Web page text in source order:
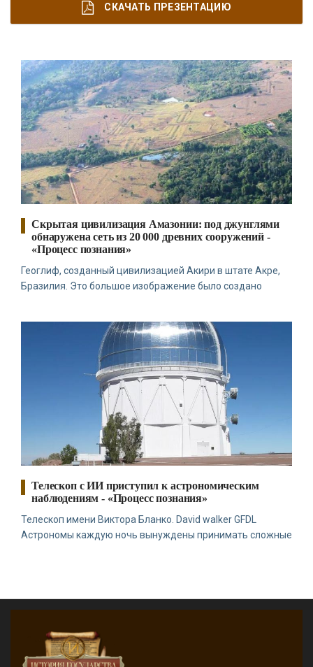
СКАЧАТЬ ПРЕЗЕНТАЦИЮ
Скрытая цивилизация Амазонии: под джунглями
обнаружена сеть из 20 000 древних сооружений -
«Процесс познания»
Геоглиф, созданный цивилизацией Акири в штате Акре,
Бразилия. Это большое изображение было создано
Телескоп с ИИ приступил к астрономическим
наблюдениям - «Процесс познания»
Телескоп имени Виктора Бланко. David walker GFDL
Астрономы каждую ночь вынуждены принимать сложные